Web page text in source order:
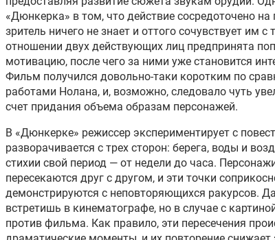
«Дюнкерка» в том, что действие сосредоточено
зритель ничего не знает и оттого сочувствует им
отношении двух действующих лиц предпринята
мотивацию, после чего за ними уже становится
Фильм получился довольно-таки коротким по
работами Нолана, и, возможно, следовало чуть
счет придания объема образам персонажей.
В «Дюнкерке» режиссер экспериментирует с
разворачивается с трех сторон: берега, воды и
стихии свой период — от недели до часа.
пересекаются друг с другом, и эти точки
демонстрируются с неповторяющихся ракурсов.
встретишь в кинематографе, но в случае с
против фильма. Как правило, эти пересечения